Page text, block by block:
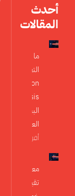
أحدث
المقالات
ما هو تحليل
التعديل
Moderation
البحث
العلمي؟
أقرأ المزيد »
معايير
تقييم